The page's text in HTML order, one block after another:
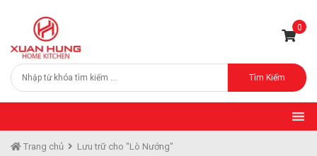
0
Tìm Kiếm
Trang chủ Lưu trữ cho "Lò Nướng"